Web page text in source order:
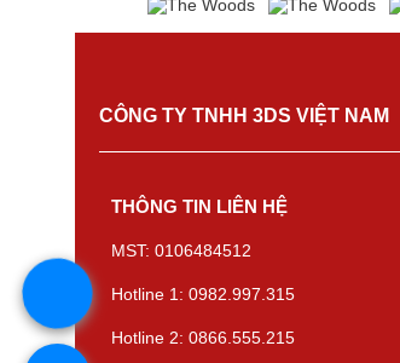
CÔNG TY TNHH 3DS VIỆT NAM
THÔNG TIN LIÊN HỆ
MST: 0106484512
Hotline 1: 0982.997.315
Hotline 2: 0866.555.215